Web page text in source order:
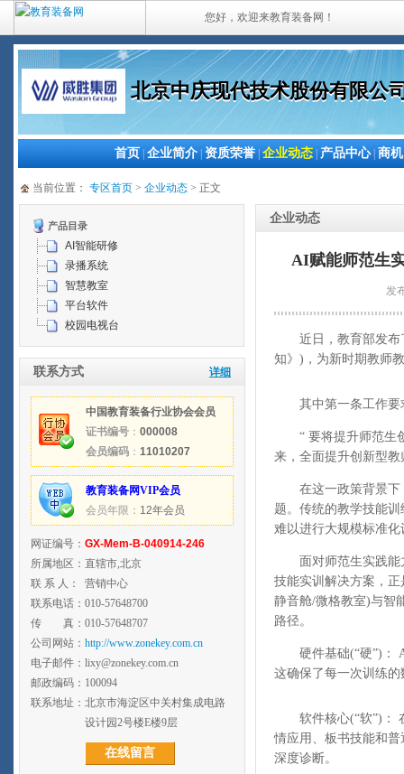
您好，欢迎来教育装备网！
北京中庆现代技术股份有限公
首页 企业简介 资质荣誉 企业动态 产品中心| 商机
当前位置： 专区首页 > 企业动态 > 正文
产品目录
AI智能研修
录播系统
智慧教室
平台软件
校园电视台
联系方式 详细
中国教育装备行业协会会员
证书编号 ： 000008
会员编码 ： 11010207
教育装备网VIP会员
会员年限： 12年会员
网证编号： GX-Mem-B-040914-246
所属地区： 直辖市,北京
联 系 人：
营销中心
联系电话： 010-57648700
传 真： 010-57648707
公司网站： http://www.zonekey.com.cn
电子邮件： lixy@zonekey.com.cn
邮政编码： 100094
联系地址： 北京市海淀区中关村集成电路
设计园2号楼E楼9层
在线留言
企业动态
AI赋能师范生
发
近日，教育部发布了
知》)，为新时期教师
其中第一条工作要
“ 要将提升师范生创
来，全面提升创新型教
在这一政策背景下，
题。传统的教学技能
难以进行大规模标准
面对师范生实践能力
技能实训解决方案，
静音舱/微格教室)与智
路径。
硬件基础(“硬”)： AI
这确保了每一次训练
软件核心(“软”)： 在
情应用、板书技能和
深度诊断。